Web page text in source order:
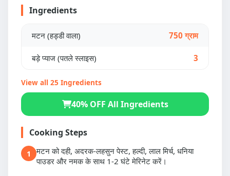
Ingredients
मटन (हड्डी वाला) 750 ग्राम
बड़े प्याज (पतले स्लाइस) 3
View all 25 Ingredients
40% OFF All Ingredients
Cooking Steps
1
मटन को दही, अदरक-लहसुन पेस्ट, हल्दी, लाल मिर्च, धनिया
पाउडर और नमक के साथ 1-2 घंटे मेरिनेट करें।